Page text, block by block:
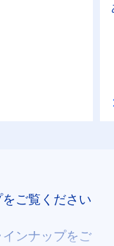
ご覧ください
ンナップをご